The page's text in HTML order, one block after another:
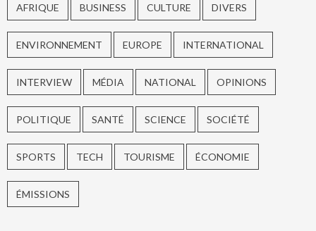
AFRIQUE BUSINESS CULTURE DIVERS
ENVIRONNEMENT EUROPE INTERNATIONAL
INTERVIEW MÉDIA NATIONAL OPINIONS
POLITIQUE SANTÉ SCIENCE SOCIÉTÉ
SPORTS TECH TOURISME ÉCONOMIE
ÉMISSIONS